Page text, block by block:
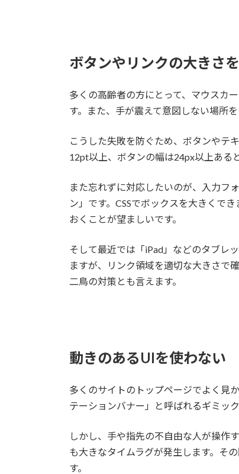
ボタンやリンクの大きさ
多くの高齢者の方にとって、マウスカ
す。また、手が震えて意図しない場所
こうした失敗を防ぐため、ボタンやテ
12pt以上、ボタンの幅は24px以上ある
また忘れずに対応したいのが、入力フ
ン」です。CSSでボックスを大きくで
おくことが望ましいです。
そして最近では「iPad」などのタブレ
ますが、リンク領域を適切な大きさで
二鳥の対策とも言えます。
動きのあるUIを使わない
多くのサイトのトップページでよく見
テーションバナー」と呼ばれるギミック
しかし、手や指先の不自由な人が操作
も大きなタイムラグが発生します。そ
す。